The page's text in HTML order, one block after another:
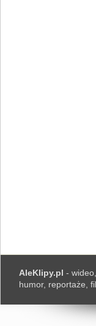
AleKlipy.pl -
humor, reportaże,